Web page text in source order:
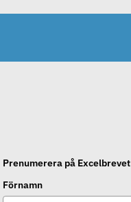
Prenumerera på Excelbrevet
Förnamn